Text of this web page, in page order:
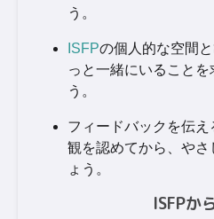
う。
ISFPの個人的な空間
っと一緒にいること
う。
フィードバックを伝
観を認めてから、や
ょう。
ISFPか